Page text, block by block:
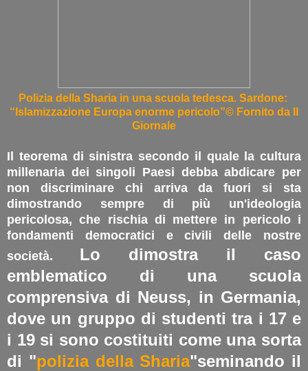
Polizia della Sharia in una scuola tedesca. Sardone:
“Islamizzazione Europa enorme pericolo”© Fornito da Il
Giornale
Il teorema di sinistra secondo il quale la cultura
millenaria dei singoli Paesi debba abdicare per
non discriminare chi arriva da fuori si sta
dimostrando sempre di più un'ideologia
pericolosa, che rischia di mettere in pericolo i
fondamenti democratici e civili delle nostre
società. Lo dimostra il caso
emblematico di una scuola
comprensiva di Neuss, in Germania,
dove un gruppo di studenti tra i 17 e
i 19 si sono costituiti come una sorta
di "polizia della Sharia"seminando il